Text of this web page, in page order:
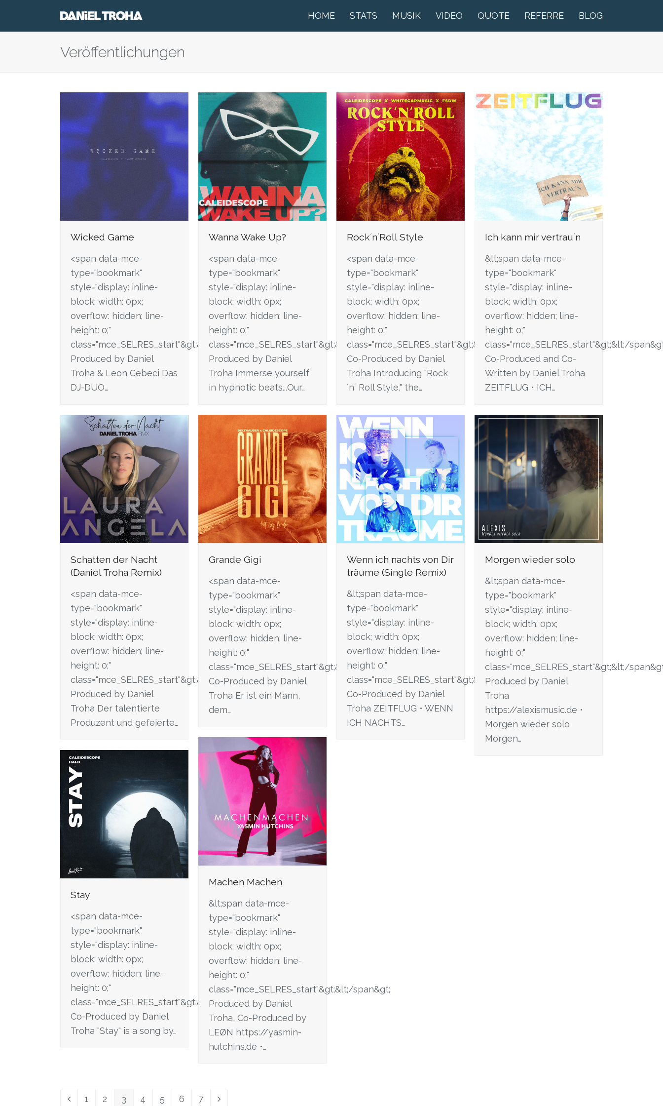
HOME STATS MUSIK VIDEO QUOTE REFERRE BLOG
Veröffentlichungen
Wicked Game
<span data-mce-
type="bookmark"
style="display: inline-
block; width: 0px;
overflow: hidden; line-
height: 0;"
class="mce_SELRES_start"&gt; &lt;/span&gt;
Produced by Daniel
Troha & Leon Cebeci Das
DJ-DUO…
Wanna Wake Up?
<span data-mce-
type="bookmark"
style="display: inline-
block; width: 0px;
overflow: hidden; line-
height: 0;"
class="mce_SELRES_start"&gt; &lt;/span&gt;
Produced by Daniel
Troha Immerse yourself
in hypnotic beats...Our…
Rock´n´Roll Style
<span data-mce-
type="bookmark"
style="display: inline-
block; width: 0px;
overflow: hidden; line-
height: 0;"
class="mce_SELRES_start"&gt; &lt;/span&gt;
Co-Produced by Daniel
Troha Introducing "Rock
´n´ Roll Style," the…
Ich kann mir vertrau´n
&lt;span data-mce-
type="bookmark"
style="display: inline-
block; width: 0px;
overflow: hidden; line-
height: 0;"
class="mce_SELRES_start"&gt; &lt;/
Co-Produced and Co-
Written by Daniel Troha
ZEITFLUG • ICH…
Schatten der Nacht
(Daniel Troha Remix)
<span data-mce-
type="bookmark"
style="display: inline-
block; width: 0px;
overflow: hidden; line-
height: 0;"
class="mce_SELRES_start"&gt; &lt;/span&gt;
Produced by Daniel
Troha Der talentierte
Produzent und gefeierte…
Grande Gigi
<span data-mce-
type="bookmark"
style="display: inline-
block; width: 0px;
overflow: hidden; line-
height: 0;"
class="mce_SELRES_start"&gt; &lt;/span&gt;
Co-Produced by Daniel
Troha Er ist ein Mann,
dem…
Wenn ich nachts von Dir
träume (Single Remix)
&lt;span data-mce-
type="bookmark"
style="display: inline-
block; width: 0px;
overflow: hidden; line-
height: 0;"
class="mce_SELRES_start"&gt; &lt;/span&gt;
Co-Produced by Daniel
Troha ZEITFLUG • WENN
ICH NACHTS…
Morgen wieder solo
&lt;span data-mce-
type="bookmark"
style="display: inline-
block; width: 0px;
overflow: hidden; line-
height: 0;"
class="mce_SELRES_start"&gt; &lt;/
Produced by Daniel
Troha
https://alexismusic.de •
Morgen wieder solo
Morgen…
Stay
<span data-mce-
type="bookmark"
style="display: inline-
block; width: 0px;
overflow: hidden; line-
height: 0;"
class="mce_SELRES_start"&gt; &lt;/span&gt;
Co-Produced by Daniel
Troha "Stay" is a song by…
Machen Machen
&lt;span data-mce-
type="bookmark"
style="display: inline-
block; width: 0px;
overflow: hidden; line-
height: 0;"
class="mce_SELRES_start"&gt; &lt;/span&gt;
Produced by Daniel
Troha, Co-Produced by
LEØN https://yasmin-
hutchins.de •…
Vorheriger
Seite
1 Seite
2 Seite
3 Seite
4 Seite
5 Seite
6 Seite
7 Vorwärts